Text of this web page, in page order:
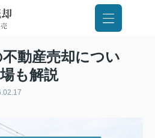
動産売却につい
も解説